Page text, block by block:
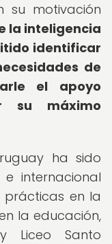
su motivación
la inteligencia
identificar
de
el apoyo
su máximo
ha sido
internacional
prácticas en la
la educación,
Liceo Santo